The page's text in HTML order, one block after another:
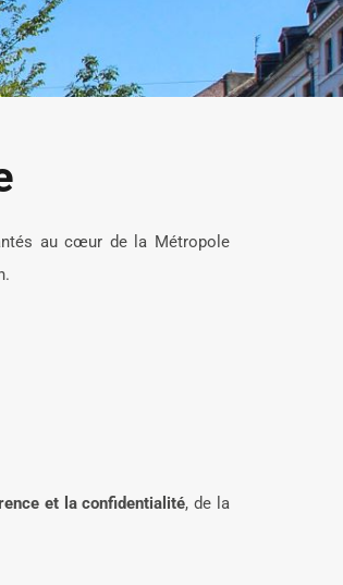
au cœur de la Métropole
et la confidentialité, de la